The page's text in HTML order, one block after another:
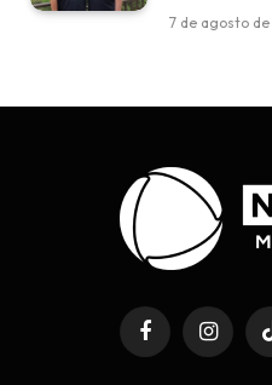
7 de agosto
Facebook